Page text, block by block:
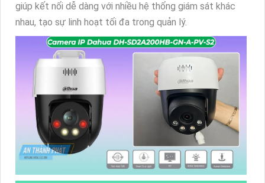
giúp kết nối dễ dàng với nhiều hệ thống giám sát khác
nhau, tạo sự linh hoạt tối đa trong quản lý.